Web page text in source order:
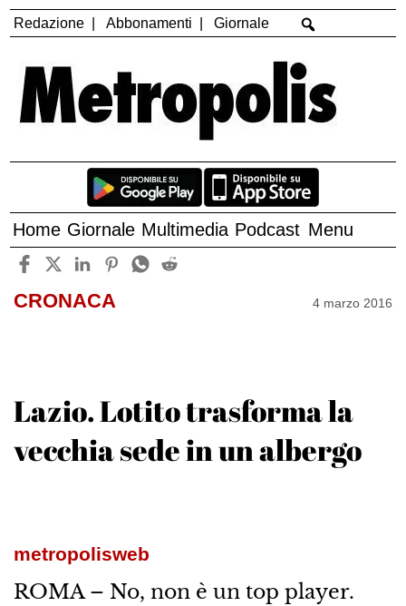
Redazione Abbonamenti Giornale
Home Giornale Multimedia Podcast Menu
CRONACA 4 marzo 2016
Lazio. Lotito trasforma la
vecchia sede in un albergo
metropolisweb
ROMA – No, non è un top player.